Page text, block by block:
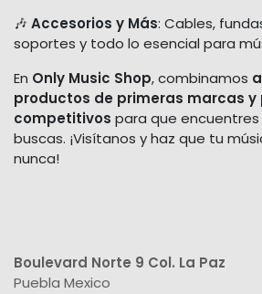
🎶 Accesorios y Más: Cables,
soportes y todo lo esencial para
En Only Music Shop, combinamos
productos de primeras marcas y
competitivos para que
buscas. ¡Visítanos y haz que tu
nunca!
Boulevard Norte 9 Col. La Paz
Puebla Mexico